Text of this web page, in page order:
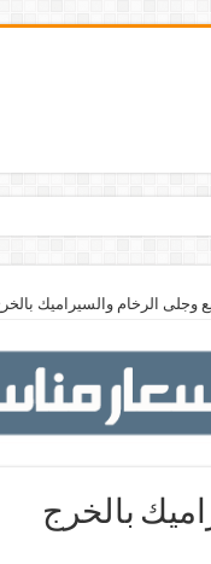
وجلى الرخام والسيراميك
بالخرج